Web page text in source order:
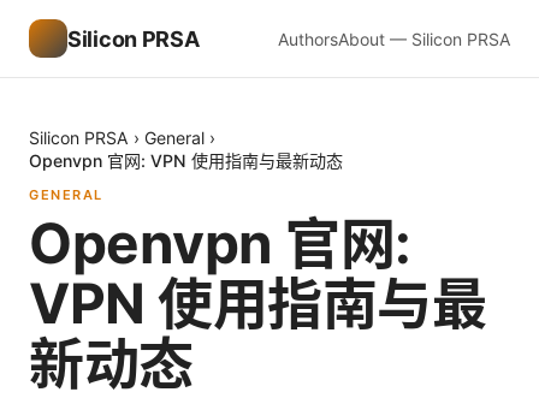
Silicon PRSA AuthorsAbout — Silicon PRSA
Silicon PRSA › General ›
Openvpn 官网: VPN 使用指南与最新动态
GENERAL
Openvpn 官网:
VPN 使用指南与最
新动态